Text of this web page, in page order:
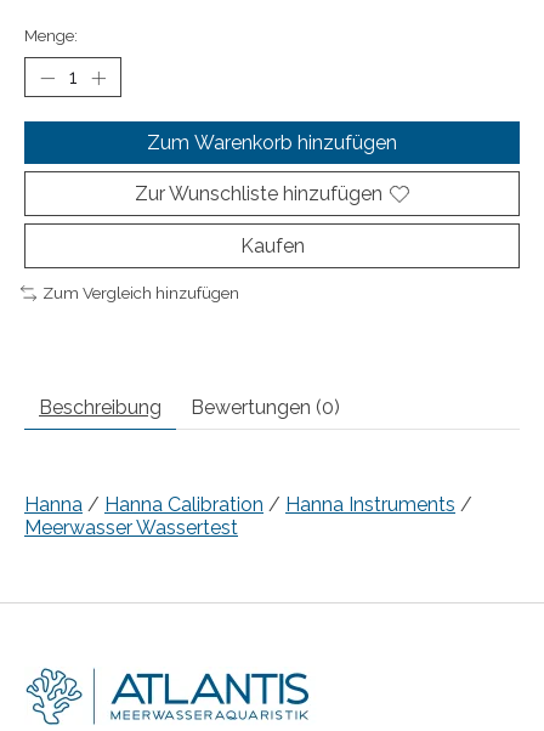
Menge:
Zum Warenkorb hinzufügen
Zur Wunschliste hinzufügen
Kaufen
Zum Vergleich hinzufügen
Beschreibung Bewertungen (0)
Hanna / Hanna Calibration / Hanna Instruments /
Meerwasser Wassertest